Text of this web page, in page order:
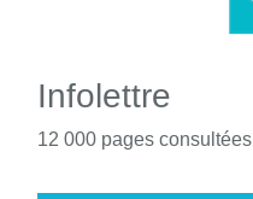
Infolettre
12 000 pages consultées